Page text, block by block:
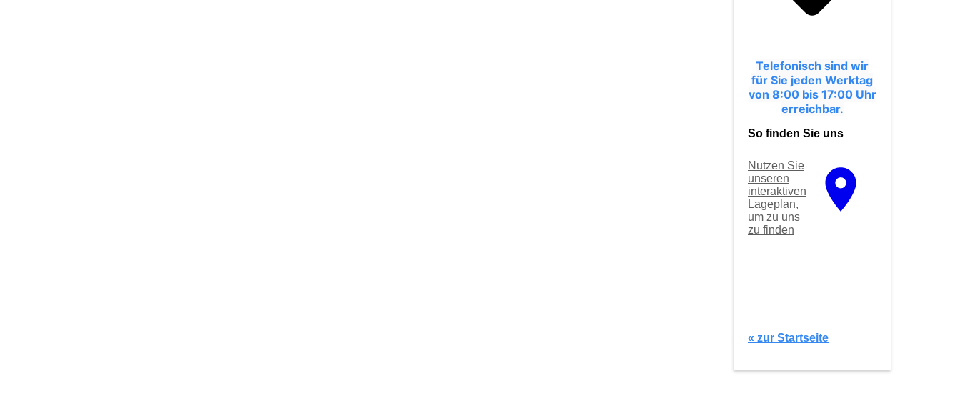
Telefonisch sind wir
für Sie jeden Werktag
von 8:00 bis 17:00 Uhr
erreichbar.
So finden Sie uns
Nutzen Sie
unseren
interaktiven
La­ge­plan,
um zu uns
zu finden
« zur Startseite